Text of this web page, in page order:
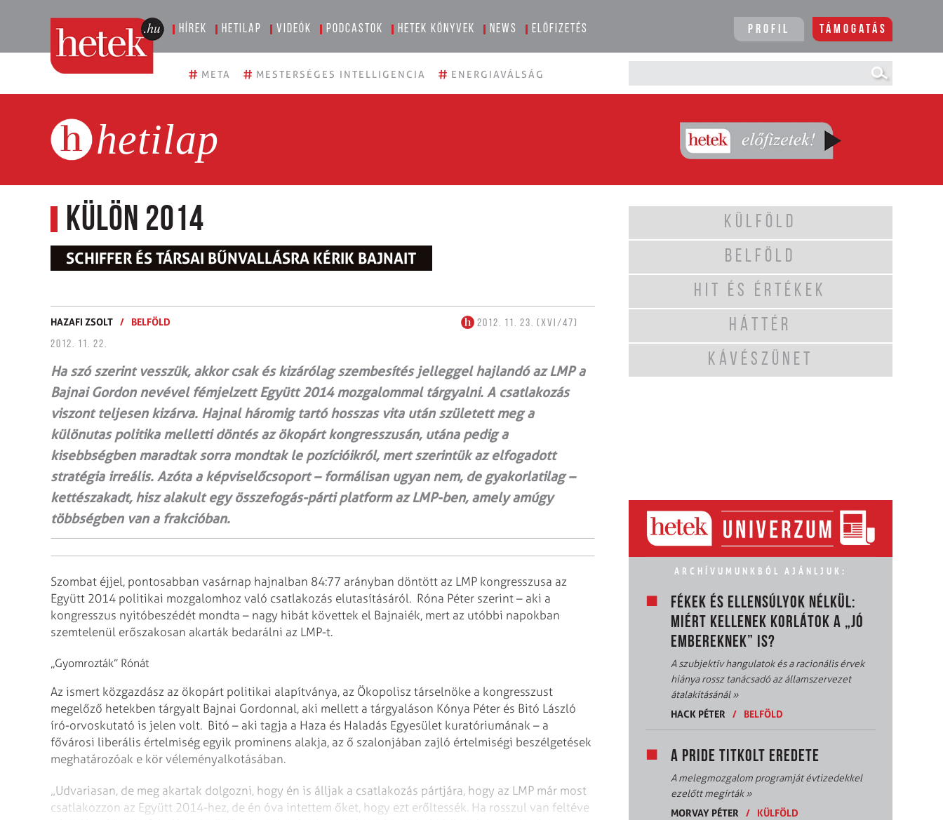
Hírek Hetilap Videók Podcastok Hetek könyvek News Előfizetés Profil Támogatás
# META # MESTERSÉGES INTELLIGENCIA # ENERGIAVÁLSÁG
hetilap
Külön 2014
SCHIFFER ÉS TÁRSAI BŰNVALLÁSRA KÉRIK BAJNAIT
HAZAFI ZSOLT / BELFÖLD
2012. 11. 23. (XVI/47)
2012. 11. 22.
Ha szó szerint vesszük, akkor csak és kizárólag szembesítés jelleggel hajlandó az LMP a
Bajnai Gordon nevével fémjelzett Együtt 2014 mozgalommal tárgyalni. A csatlakozás
viszont teljesen kizárva. Hajnal háromig tartó hosszas vita után született meg a
különutas politika melletti döntés az ökopárt kongresszusán, utána pedig a
kisebbségben maradtak sorra mondtak le pozícióikról, mert szerintük az elfogadott
stratégia irreális. Azóta a képviselőcsoport – formálisan ugyan nem, de gyakorlatilag –
kettészakadt, hisz alakult egy összefogás-párti platform az LMP-ben, amely amúgy
többségben van a frakcióban.
Szombat éjjel, pontosabban vasárnap hajnalban 84:77 arányban döntött az LMP kongresszusa az
Együtt 2014 politikai mozgalomhoz való csatlakozás elutasításáról. Róna Péter szerint – aki a
kongresszus nyitóbeszédét mondta – nagy hibát követtek el Bajnaiék, mert az utóbbi napokban
szemtelenül erőszakosan akarták bedarálni az LMP-t.
„Gyomrozták” Rónát
Az ismert közgazdász az ökopárt politikai alapítványa, az Ökopolisz társelnöke a kongresszust
megelőző hetekben tárgyalt Bajnai Gordonnal, aki mellett a tárgyaláson Kónya Péter és Bitó László
író-orvoskutató is jelen volt. Bitó – aki tagja a Haza és Haladás Egyesület kuratóriumának – a
fővárosi liberális értelmiség egyik prominens alakja, az ő szalonjában zajló értelmiségi beszélgetések
meghatározóak e kör véleményalkotásában.
„Udvariasan, de meg akartak dolgozni, hogy én is álljak a csatlakozás pártjára, hogy az LMP már most
csatlakozzon az Együtt 2014-hez, de én óva intettem őket, hogy ezt erőltessék. Ha rosszul van feltéve
KÜLFÖLD
BELFÖLD
HIT ÉS ÉRTÉKEK
HÁTTÉR
KÁVÉSZÜNET
ARCHÍVUMUNKBÓL AJÁNLJUK:
FÉKEK ÉS ELLENSÚLYOK NÉLKÜL:
MIÉRT KELLENEK KORLÁTOK A „JÓ
EMBEREKNEK” IS?
A szubjektív hangulatok és a racionális érvek
hiánya rossz tanácsadó az államszervezet
átalakításánál»
HACK PÉTER
/ BELFÖLD
A PRIDE TITKOLT EREDETE
A melegmozgalom programját évtizedekkel
ezelőtt megírták»
MORVAY PÉTER
/ KÜLFÖLD